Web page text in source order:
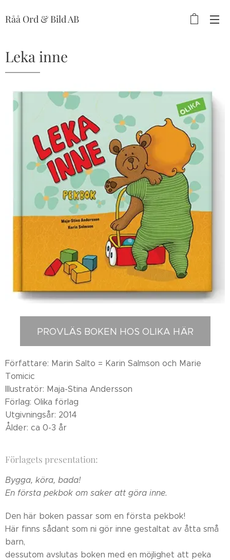
Råå Ord & Bild AB
Leka inne
PROVLÄS BOKEN HOS OLIKA HÄR
Författare: Marin Salto = Karin Salmson och Marie
Tomicic
Illustratör: Maja-Stina Andersson
Förlag: Olika förlag
Utgivningsår: 2014
Ålder: ca 0-3 år
Förlagets presentation:
Bygga, köra, bada!
En första pekbok om saker att göra inne.
Den här boken passar som en första pekbok!
Här finns sådant som ni gör inne gestaltat av åtta små
barn,
dessutom avslutas boken med en möjlighet att peka